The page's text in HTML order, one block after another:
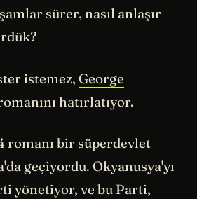
sürer, nasıl anlaşır
istemez, George
hatırlatıyor.
romanı bir süperdevlet
geçiyordu. Okyanusya'yı
yönetiyor, ve bu Parti,